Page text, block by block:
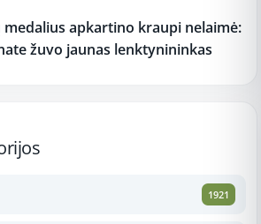
medalius apkartino kraupi nelaimė:
žuvo jaunas lenktynininkas
1921